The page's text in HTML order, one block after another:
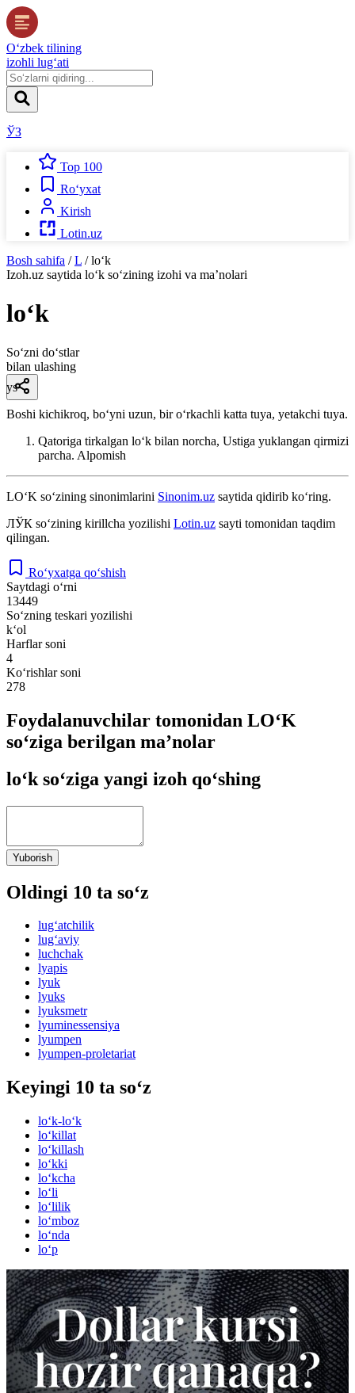
O‘zbek tilining
izohli lug‘ati
ЎЗ
Top 100
Ro‘yxat
Kirish
Lotin.uz
Bosh sahifa / L / lo‘k
Izoh.uz saytida lo‘k so‘zining izohi va ma’nolari
lo‘k
So‘zni do‘stlar
bilan ulashing
ys
Boshi kichikroq, boʻyni uzun, bir oʻrkachli katta tuya, yetakchi tuya.
Qatoriga tirkalgan loʻk bilan norcha, Ustiga yuklangan qirmizi
parcha. Alpomish
LO‘K so‘zining sinonimlarini Sinonim.uz saytida qidirib ko‘ring.
ЛЎК so‘zining kirillcha yozilishi Lotin.uz sayti tomonidan taqdim
qilingan.
Ro‘yxatga qo‘shish
Saytdagi o‘rni
13449
So‘zning teskari yozilishi
k‘ol
Harflar soni
4
Ko‘rishlar soni
278
Foydalanuvchilar tomonidan LO‘K
so‘ziga berilgan ma’nolar
lo‘k so‘ziga yangi izoh qo‘shing
Yuborish
Oldingi 10 ta so‘z
lug‘atchilik
lug‘aviy
luchchak
lyapis
lyuk
lyuks
lyuksmetr
lyuminessensiya
lyumpen
lyumpen-proletariat
Keyingi 10 ta so‘z
lo‘k-lo‘k
lo‘killat
lo‘killash
lo‘kki
lo‘kcha
lo‘li
lo‘lilik
lo‘mboz
lo‘nda
lo‘p